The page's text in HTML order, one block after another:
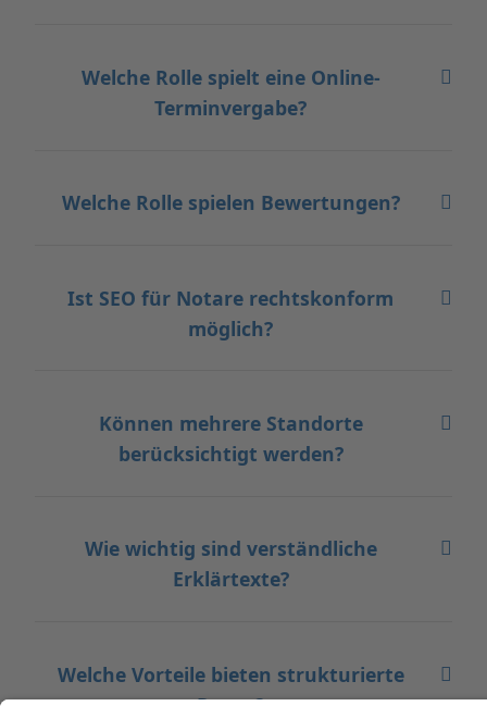
Welche Rolle spielt eine Online-
Terminvergabe?
Welche Rolle spielen Bewertungen?
Ist SEO für Notare rechtskonform
möglich?
Können mehrere Standorte
berücksichtigt werden?
Wie wichtig sind verständliche
Erklärtexte?
Welche Vorteile bieten strukturierte